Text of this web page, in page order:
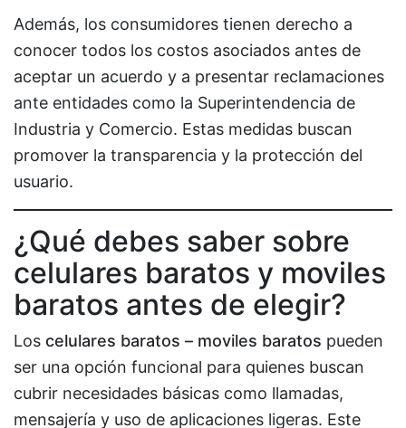
Además, los consumidores tienen derecho a
conocer todos los costos asociados antes de
aceptar un acuerdo y a presentar reclamaciones
ante entidades como la Superintendencia de
Industria y Comercio. Estas medidas buscan
promover la transparencia y la protección del
usuario.
¿Qué debes saber sobre
celulares baratos y moviles
baratos antes de elegir?
Los celulares baratos – moviles baratos pueden
ser una opción funcional para quienes buscan
cubrir necesidades básicas como llamadas,
mensajería y uso de aplicaciones ligeras. Este